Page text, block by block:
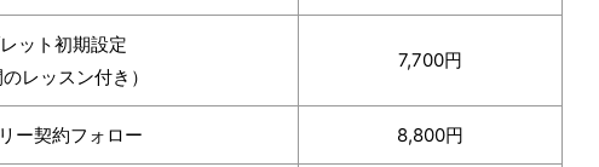
ット初期設定
のレッスン付き）
7,700円
ー契約フォロー 8,800円